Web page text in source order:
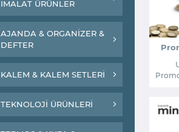
İMALAT ÜRÜNLER
AJANDA & ORGANİZER &
DEFTER
KALEM & KALEM SETLERİ
TEKNOLOJİ ÜRÜNLERİ